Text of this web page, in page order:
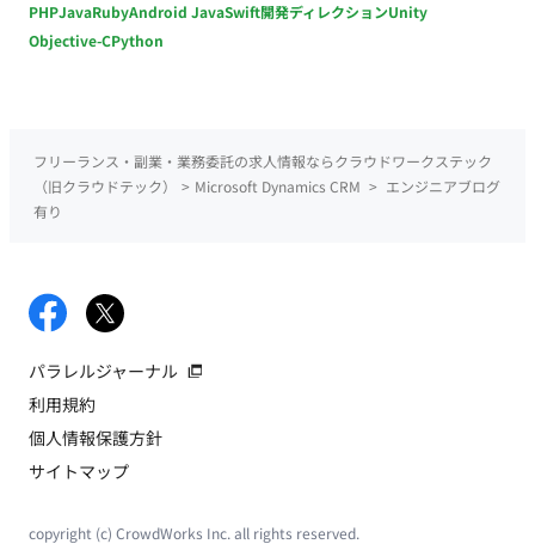
PHPJavaRubyAndroid JavaSwift開発ディレクションUnity
Objective-CPython
フリーランス・副業・業務委託の求人情報ならクラウドワークステック
（旧クラウドテック）
> Microsoft Dynamics CRM > エンジニアブログ
有り
パラレルジャーナル
利用規約
個人情報保護方針
サイトマップ
copyright (c) CrowdWorks Inc. all rights reserved.